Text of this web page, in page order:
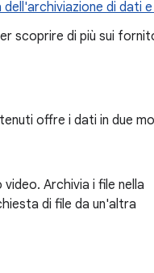
dell'archiviazione di dati
scoprire di più sui
offre i dati in due
Archivia i file nella
di file da un'altra